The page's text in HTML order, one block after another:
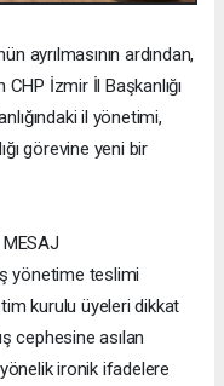
ayrılmasının ardından,
İzmir İl Başkanlığı
il yönetimi,
görevine yeni bir
MESAJ
yönetime teslimi
kurulu üyeleri dikkat
cephesine asılan
ironik ifadelere